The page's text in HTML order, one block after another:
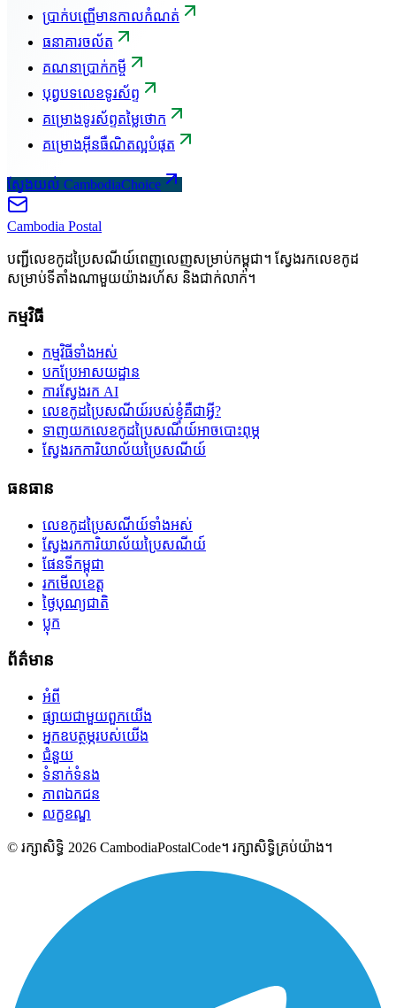
ប្រាក់បញ្ញើមានកាលកំណត់
ធនាគារចល័ត
គណនាប្រាក់កម្ចី
បុព្វបទលេខទូរស័ព្ទ
គម្រោងទូរស័ព្ទតម្លៃថោក
គម្រោងអ៊ីនធឺណិតល្អបំផុត
ស្វែងយល់ CambodiaChoice
Cambodia Postal
បញ្ជីលេខកូដប្រៃសណីយ៍ពេញលេញសម្រាប់កម្ពុជា។ ស្វែងរកលេខកូដ
សម្រាប់ទីតាំងណាមួយយ៉ាងរហ័ស និងជាក់លាក់។
កម្មវិធី
កម្មវិធីទាំងអស់
បកប្រែអាសយដ្ឋាន
ការស្វែងរក AI
លេខកូដប្រៃសណីយ៍របស់ខ្ញុំគឺជាអ្វី?
ទាញយកលេខកូដប្រៃសណីយ៍អាចបោះពុម្ភ
ស្វែងរកការិយាល័យប្រៃសណីយ៍
ធនធាន
លេខកូដប្រៃសណីយ៍ទាំងអស់
ស្វែងរកការិយាល័យប្រៃសណីយ៍
ផែនទីកម្ពុជា
រកមើលខេត្ត
ថ្ងៃបុណ្យជាតិ
ប្លុក
ព័ត៌មាន
អំពី
ផ្សាយជាមួយពួកយើង
អ្នកឧបត្ថម្ភរបស់យើង
ជំនួយ
ទំនាក់ទំនង
ភាពឯកជន
លក្ខខណ្ឌ
© រក្សាសិទ្ធិ 2026 CambodiaPostalCode។ រក្សាសិទ្ធិគ្រប់យ៉ាង។